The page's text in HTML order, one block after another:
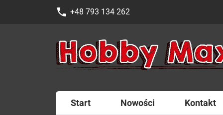
phone +48 793 134 262
Start Nowości Kontakt